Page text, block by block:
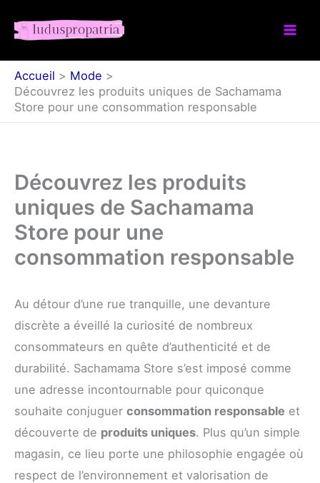
Accueil
Mode
Découvrez les produits uniques de Sachamama
Store pour une consommation responsable
Découvrez les produits
uniques de Sachamama
Store pour une
consommation responsable
Au détour d’une rue tranquille, une devanture
discrète a éveillé la curiosité de nombreux
consommateurs en quête d’authenticité et de
durabilité. Sachamama Store s’est imposé comme
une adresse incontournable pour quiconque
souhaite conjuguer consommation responsable et
découverte de produits uniques. Plus qu’un simple
magasin, ce lieu porte une philosophie engagée où
respect de l’environnement et valorisation de